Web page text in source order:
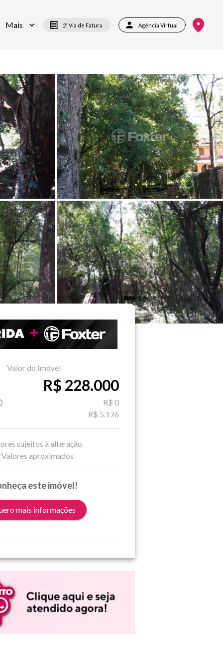
Mais 2ª Via de Fatura Agência Virtual
Valor do Imóvel
R$ 228.000
R$ 0
R$ 5.176
sujeitos à alteração
aproximados
este imóvel!
mais informações